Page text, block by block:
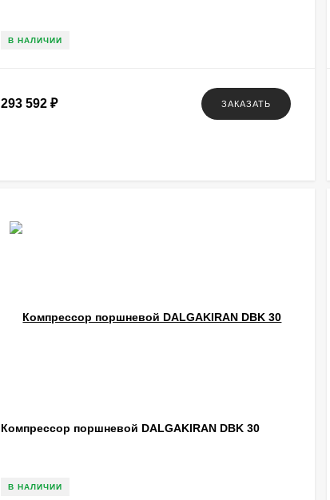
В НАЛИЧИИ
293 592 ₽ ЗАКАЗАТЬ
Компрессор поршневой DALGAKIRAN DBK 30
В НАЛИЧИИ